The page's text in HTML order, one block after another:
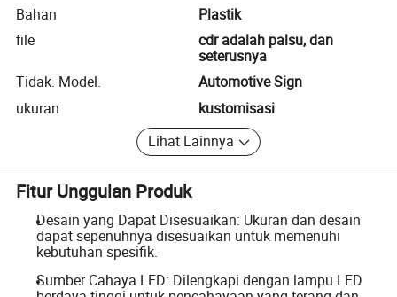
Bahan
Plastik
file
cdr adalah palsu, dan
seterusnya
Tidak. Model.
Automotive Sign
ukuran
kustomisasi
Lihat Lainnya
Fitur Unggulan Produk
Desain yang Dapat Disesuaikan: Ukuran dan desain
dapat sepenuhnya disesuaikan untuk memenuhi
kebutuhan spesifik.
Sumber Cahaya LED: Dilengkapi dengan lampu LED